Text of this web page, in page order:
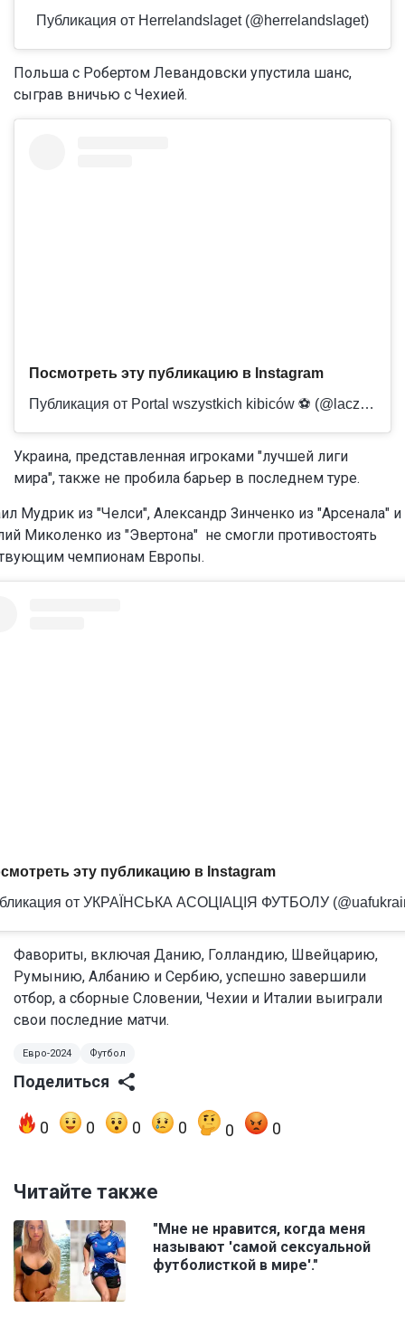
Публикация от Herrelandslaget (@herrelandslaget)
Польша с Робертом Левандовски упустила шанс,
сыграв вничью с Чехией.
Посмотреть эту публикацию в Instagram
Публикация от Portal wszystkich kibiców ⚽ (@laczynaspilka)
Украина, представленная игроками "лучшей лиги
мира", также не пробила барьер в последнем туре.
Мудрик из "Челси", Александр Зинченко из "Арсенала" и
Миколенко из "Эвертона" не смогли противостоять
чемпионам Европы.
эту публикацию в Instagram
от УКРАЇНСЬКА АСОЦІАЦІЯ ФУТБОЛУ
Фавориты, включая Данию, Голландию, Швейцарию,
Румынию, Албанию и Сербию, успешно завершили
отбор, а сборные Словении, Чехии и Италии выиграли
свои последние матчи.
Евро-2024 Футбол
Поделиться
0 0 0 0 0 0
Читайте также
"Мне не нравится, когда меня
называют 'самой сексуальной
футболисткой в мире'."